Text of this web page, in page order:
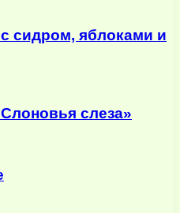
сидром, яблоками и
слеза»